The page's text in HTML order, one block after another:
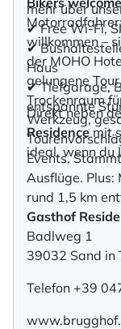
mehr über
✔ Free Wi-Fi,
✔
Haus
✔ Tiefgarage,
entspannte
willkommen –
der MOHO
gelungene
Trockenraum
Werkzeug,
Events,
Ausflüge. Plus:
rund 1,5 km
Direkt neben
Residencemit
ideal, wenn du
Gasthof
Badlweg 1
39032 Sand in
Telefon +39